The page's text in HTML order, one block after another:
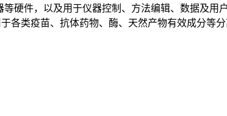
硬件，以及用于仪器控制、方法编辑、数据及用
类疫苗、抗体药物、酶、天然产物有效成分等分